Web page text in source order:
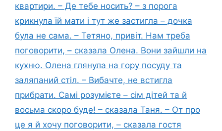
квартири. – Де тебе носить? – з порога
крикнула їй мати і тут же застигла – дочка
була не сама. – Тетяно, привіт. Нам треба
поговорити, – сказала Олена. Вони зайшли на
кухню. Олена глянула на гору посуду та
заляпаний стіл. – Вибачте, не встигла
прибрати. Самі розумієте – сім дітей та й
восьма скоро буде! – сказала Таня. – От про
це я й хочу поговорити, – сказала гостя